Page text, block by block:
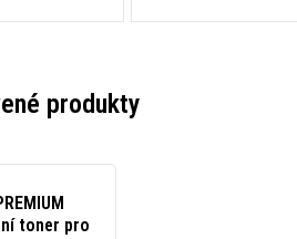
produkty
toner pro